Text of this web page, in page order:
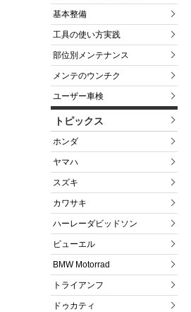
基本整備
工具の使い方実践
部位別メンテナンス
メンテのウンチク
ユーザー車検
トピックス
ホンダ
ヤマハ
スズキ
カワサキ
ハーレーダビッドソン
ビューエル
BMW Motorrad
トライアンフ
ドゥカティ